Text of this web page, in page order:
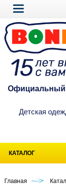
Официальный
Детская
КАТАЛОГ
Главная